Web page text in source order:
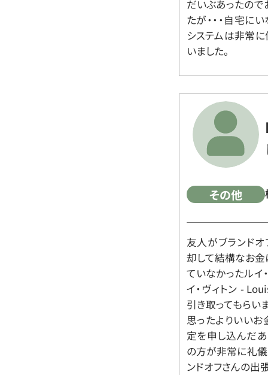
だいぶあったので
たが・・・自宅に
システムは非常に
いました。
その他
友人がブランド
却して結構なお金
ていなかったルイ
イ・ヴィトン -
引き取ってもらい
思ったよりいいお
定を申し込んだ
の方が非常に礼儀
ンドオフさんの出